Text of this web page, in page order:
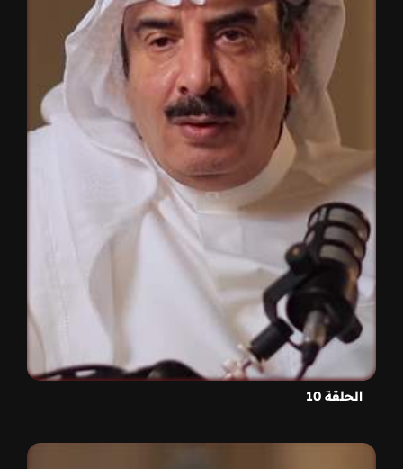
الحلقة 10